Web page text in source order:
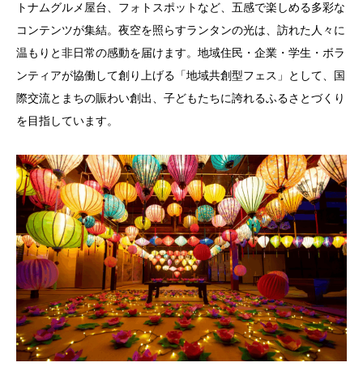
トナムグルメ屋台、フォトスポットなど、五感で楽しめる多彩な
コンテンツが集結。夜空を照らすランタンの光は、訪れた人々に
温もりと非日常の感動を届けます。地域住民・企業・学生・ボラ
ンティアが協働して創り上げる「地域共創型フェス」として、国
際交流とまちの賑わい創出、子どもたちに誇れるふるさとづくり
を目指しています。